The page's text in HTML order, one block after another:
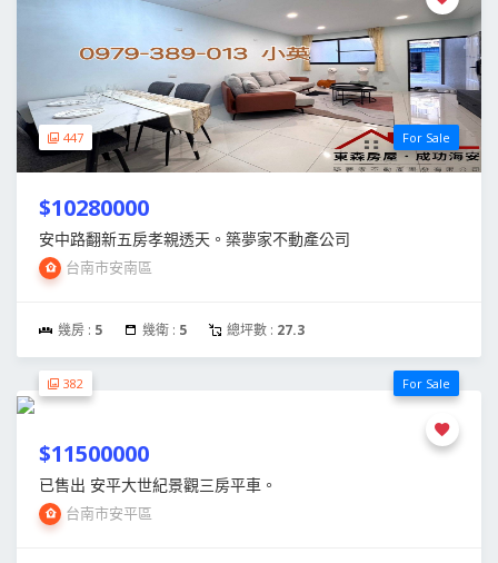
447 For Sale
$10280000
安中路翻新五房孝親透天。築夢家不動產公司
台南市安南區
幾房 : 5 幾衛 : 5 總坪數 : 27.3
382 For Sale
$11500000
已售出 安平大世紀景觀三房平車。
台南市安平區